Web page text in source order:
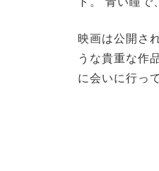
映画は公開さ
うな貴重な作
に会いに行っ